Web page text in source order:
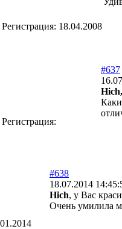
Регистрация: 18.04.2008
Регистрация:
#637
Hich,
#638
18.07.2014
Hich, у Вас
Очень умилила